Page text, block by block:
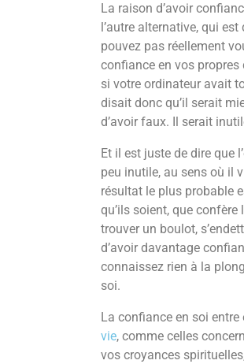
La raison d’avoir
l’autre alternative, qui
pouvez pas réellement
confiance en vos
si votre ordinateur avait
disait donc qu’il serait
d’avoir faux. Il serait
Et il est juste de dire que
peu inutile, au sens où il
résultat le plus probable
qu’ils soient, que confère
trouver un boulot,
d’avoir davantage
connaissez rien à la
soi.
La confiance en soi
vie, comme celles
vos croyances